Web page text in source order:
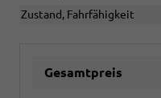
Zustand, Fahrfähigkeit
Gesamtpreis